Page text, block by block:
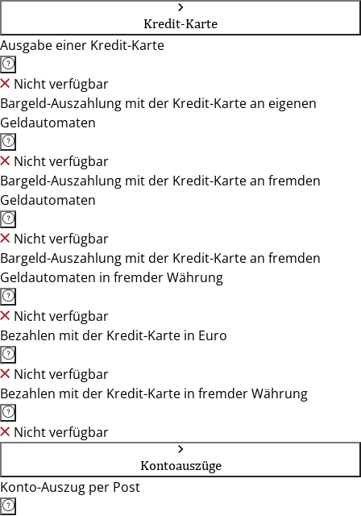
Kredit-Karte
Ausgabe einer Kredit-Karte
Nicht verfügbar
Bargeld-Auszahlung mit der Kredit-Karte an eigenen
Geldautomaten
Nicht verfügbar
Bargeld-Auszahlung mit der Kredit-Karte an fremden
Geldautomaten
Nicht verfügbar
Bargeld-Auszahlung mit der Kredit-Karte an fremden
Geldautomaten in fremder Währung
Nicht verfügbar
Bezahlen mit der Kredit-Karte in Euro
Nicht verfügbar
Bezahlen mit der Kredit-Karte in fremder Währung
Nicht verfügbar
Kontoauszüge
Konto-Auszug per Post